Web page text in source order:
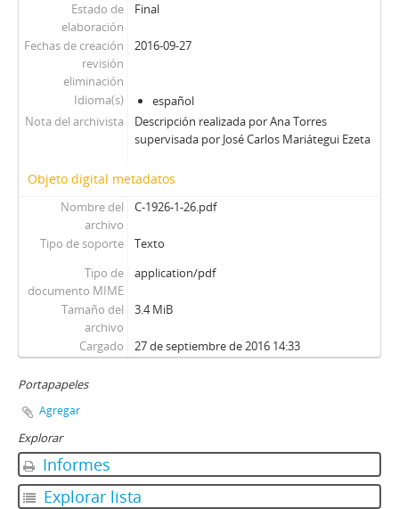
Estado de
elaboración
Final
Fechas de creación
revisión
eliminación
2016-09-27
Idioma(s)
español
Nota del archivista
Descripción realizada por Ana Torres
supervisada por José Carlos Mariátegui Ezeta
Objeto digital metadatos
Nombre del
archivo
C-1926-1-26.pdf
Tipo de soporte
Texto
Tipo de
documento MIME
application/pdf
Tamaño del
archivo
3.4 MiB
Cargado 27 de septiembre de 2016 14:33
Portapapeles
Agregar
Explorar
Informes
Explorar lista